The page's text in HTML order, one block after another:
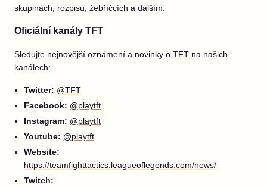
skupinách, rozpisu, žebříčcích a dalším.
Oficiální kanály TFT
Sledujte nejnovější oznámení a novinky o TFT na našich
kanálech:
Twitter: @TFT
Facebook: @playtft
Instagram: @playtft
Youtube: @playtft
Website:
https://teamfighttactics.leagueoflegends.com/news/
Twitch: